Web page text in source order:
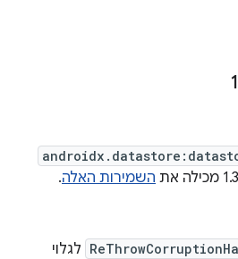
השמירות האלה.
לגלוי